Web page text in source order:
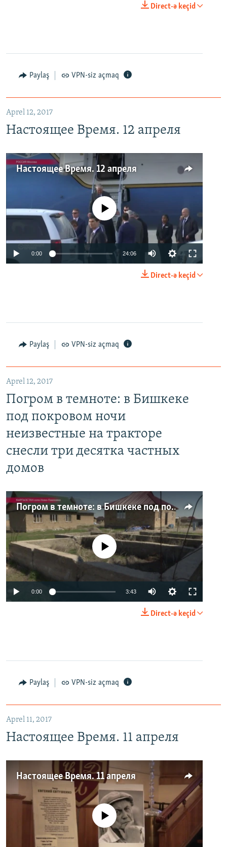
Direct-ə keçid
Paylaş VPN-siz açmaq
Aprel 12, 2017
Настоящее Время. 12 апреля
Настоящее Время. 12 апреля
No media source currently available
0:00 24:06
Direct-ə keçid
Paylaş VPN-siz açmaq
Aprel 12, 2017
Погром в темноте: в Бишкеке
под покровом ночи
неизвестные на тракторе
снесли три десятка частных
домов
Погром в темноте: в Бишкеке под покровом ночи неизвестные на тракторе снесли три десятка частных домов
No media source currently available
0:00 3:43
Direct-ə keçid
Paylaş VPN-siz açmaq
Aprel 11, 2017
Настоящее Время. 11 апреля
Настоящее Время. 11 апреля
No media source currently available